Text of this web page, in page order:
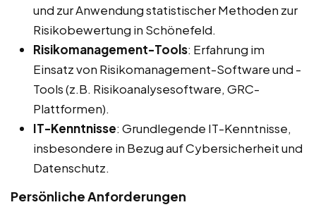
und zur Anwendung statistischer Methoden zur
Risikobewertung in Schönefeld.
Risikomanagement-Tools: Erfahrung im
Einsatz von Risikomanagement-Software und -
Tools (z.B. Risikoanalysesoftware, GRC-
Plattformen).
IT-Kenntnisse: Grundlegende IT-Kenntnisse,
insbesondere in Bezug auf Cybersicherheit und
Datenschutz.
Persönliche Anforderungen